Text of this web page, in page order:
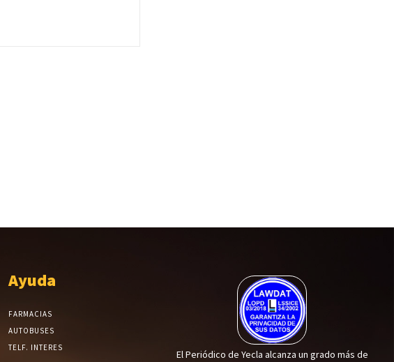
Ayuda
FARMACIAS
AUTOBUSES
TELF. INTERES
El Periódico de Yecla alcanza un grado más de